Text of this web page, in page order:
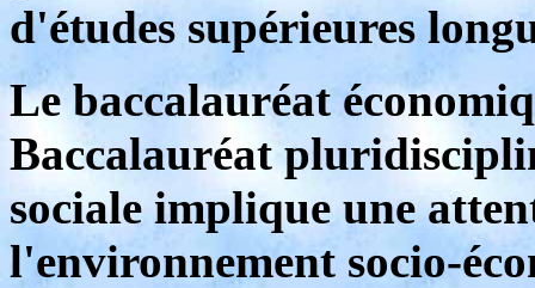
d'études supérieures
Le baccalauréat
Baccalauréat
sociale implique une
l'environnement socio-